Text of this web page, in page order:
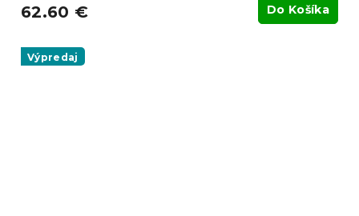
62.60 € Do Košíka
Výpredaj